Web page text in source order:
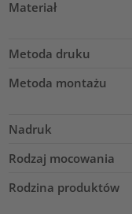
Materiał
Metoda druku
Metoda montażu
Nadruk
Rodzaj mocowania
Rodzina produktów